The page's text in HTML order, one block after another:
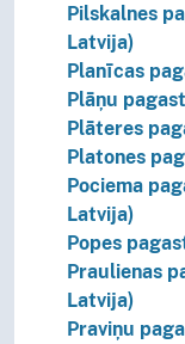
Pilskalnes
Latvija)
Planīcas
Plāņu
Plāteres
Platones
Pociema
Latvija)
Popes
Praulienas
Latvija)
Praviņu